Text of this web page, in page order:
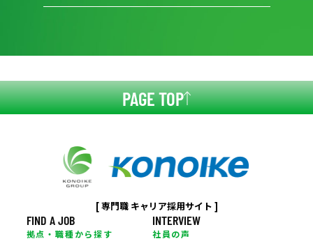
PAGE TOP
[ 専門職 キャリア採用サイト ]
FIND A JOB
拠点・職種から探す
INTERVIEW
社員の声